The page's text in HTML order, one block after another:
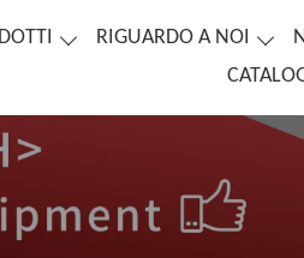
RIGUARDO A NOI